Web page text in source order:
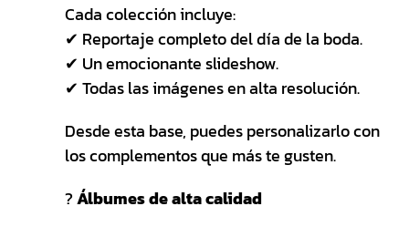
Cada colección incluye:
✔ Reportaje completo del día de la boda.
✔ Un emocionante slideshow.
✔ Todas las imágenes en alta resolución.
Desde esta base, puedes personalizarlo con
los complementos que más te gusten.
?Álbumes de alta calidad